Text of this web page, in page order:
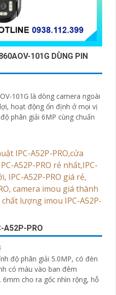
101G DÙNG PIN
101G là dòng camera ngoài
hoạt động ổn định ở mọi vị
A52P-PRO
độ phân giải 5.0MP, có đèn
có màu vào ban đêm
cho ra gốc nhìn rộng, hỗ